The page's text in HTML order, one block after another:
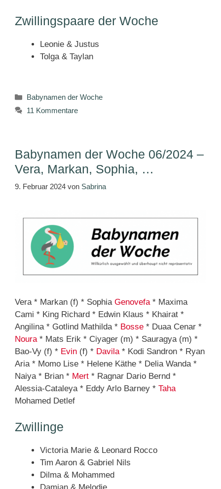
Zwillingspaare der Woche
Leonie & Justus
Tolga & Taylan
Kategorien
Babynamen der Woche
11 Kommentare
Babynamen der Woche 06/2024 –
Vera, Markan, Sophia, …
9. Februar 2024 von Sabrina
Vera * Markan (f) * Sophia Genovefa * Maxima
Cami * King Richard * Edwin Klaus * Khairat *
Angilina * Gotlind Mathilda * Bosse * Duaa Cenar *
Noura * Mats Erik * Ciyager (m) * Sauragya (m) *
Bao-Vy (f) * Evin (f) * Davila * Kodi Sandron * Ryan
Aria * Momo Lise * Helene Käthe * Delia Wanda *
Naiya * Brian * Mert * Ragnar Dario Bernd *
Alessia-Cataleya * Eddy Arlo Barney * Taha
Mohamed Detlef
Zwillinge
Victoria Marie & Leonard Rocco
Tim Aaron & Gabriel Nils
Dilma & Mohammed